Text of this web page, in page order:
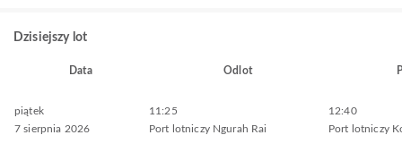
Dzisiejszy lot
Data Odlot
piątek
7 sierpnia 2026
11:25
Port lotniczy Ngurah Rai
12:40
Port lotniczy